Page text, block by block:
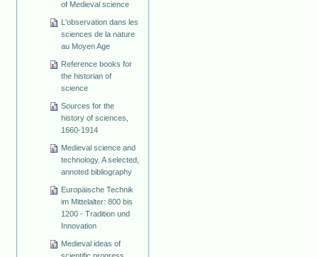
of Medieval science
L'observation dans les
sciences de la nature
au Moyen Age
Reference books for
the historian of
science
Sources for the
history of sciences,
1660-1914
Medieval science and
technology. A selected,
annoted bibliography
Europäische Technik
im Mittelalter: 800 bis
1200 - Tradition und
Innovation
Medieval ideas of